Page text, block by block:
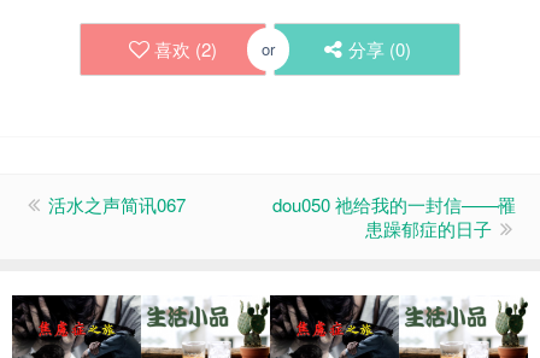
喜欢 (2) or 分享 (0)
活水之声简讯067
dou050 祂给我的一封信——罹
患躁郁症的日子